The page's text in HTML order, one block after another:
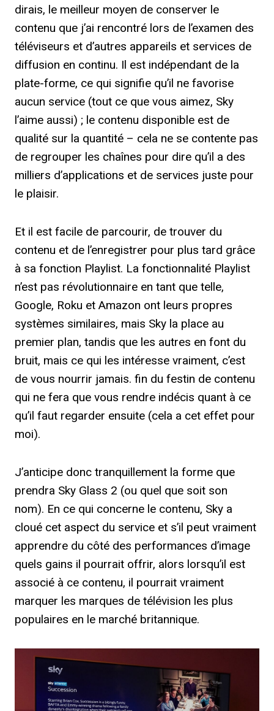
dirais, le meilleur moyen de conserver le
contenu que j’ai rencontré lors de l’examen des
téléviseurs et d’autres appareils et services de
diffusion en continu. Il est indépendant de la
plate-forme, ce qui signifie qu’il ne favorise
aucun service (tout ce que vous aimez, Sky
l’aime aussi) ; le contenu disponible est de
qualité sur la quantité – cela ne se contente pas
de regrouper les chaînes pour dire qu’il a des
milliers d’applications et de services juste pour
le plaisir.
Et il est facile de parcourir, de trouver du
contenu et de l’enregistrer pour plus tard grâce
à sa fonction Playlist. La fonctionnalité Playlist
n’est pas révolutionnaire en tant que telle,
Google, Roku et Amazon ont leurs propres
systèmes similaires, mais Sky la place au
premier plan, tandis que les autres en font du
bruit, mais ce qui les intéresse vraiment, c’est
de vous nourrir jamais. fin du festin de contenu
qui ne fera que vous rendre indécis quant à ce
qu’il faut regarder ensuite (cela a cet effet pour
moi).
J’anticipe donc tranquillement la forme que
prendra Sky Glass 2 (ou quel que soit son
nom). En ce qui concerne le contenu, Sky a
cloué cet aspect du service et s’il peut vraiment
apprendre du côté des performances d’image
quels gains il pourrait offrir, alors lorsqu’il est
associé à ce contenu, il pourrait vraiment
marquer les marques de télévision les plus
populaires en le marché britannique.